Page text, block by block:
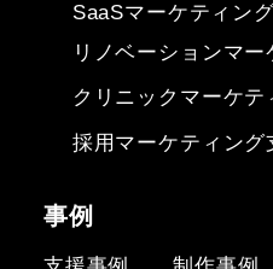
SaaSマーケティン
リノベーションマ
クリニックマーケテ
採用マーケティング
事例